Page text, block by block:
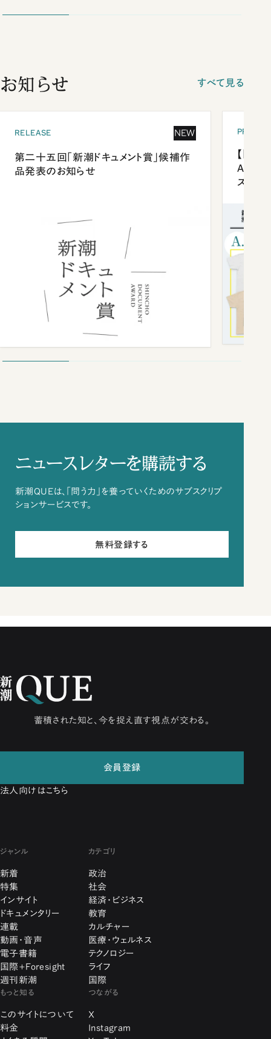
お知らせ すべて見る
RELEASE NEW
第二十五回「新潮ドキュメント賞」候補作
品発表のお知らせ
【「新
ズプレ
ニュースレターを購読する
新潮QUEは、「問う力」を養っていくためのサブスクリプ
ションサービスです。
無料登録する
蓄積された知と、今を捉え直す視点が交わる。
会員登録
法人向けはこちら
ジャンル
新着
特集
インサイト
ドキュメンタリー
連載
動画・音声
電子書籍
国際+Foresight
週刊新潮
カテゴリ
政治
社会
経済・ビジネス
教育
カルチャー
医療・ウェルネス
テクノロジー
ライフ
国際
もっと知る
このサイトについて
料金
つながる
X
Instagram